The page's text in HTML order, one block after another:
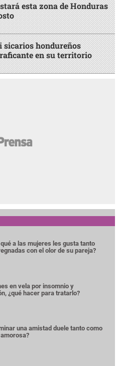
esta zona de Honduras
sicarios hondureños
en su territorio
a las mujeres les gusta tanto
con el olor de su pareja?
en vela por insomnio y
¿qué hacer para tratarlo?
una amistad duele tanto como